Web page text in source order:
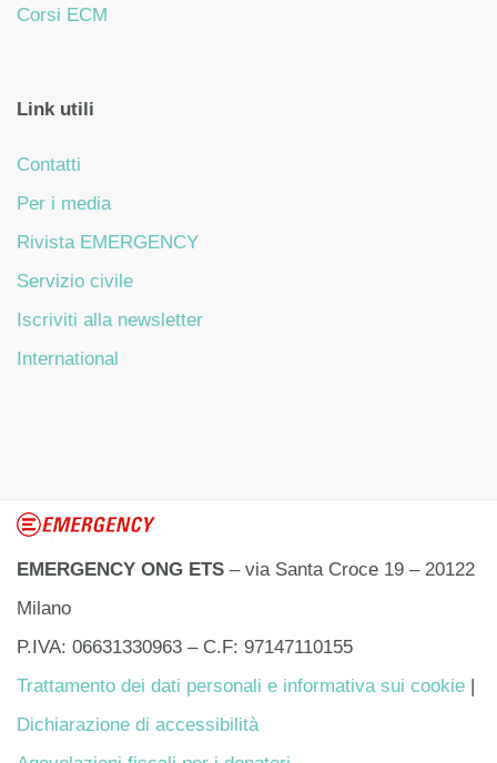
Corsi ECM
Link utili
Contatti
Per i media
Rivista EMERGENCY
Servizio civile
Iscriviti alla newsletter
International
EMERGENCY ONG ETS – via Santa Croce 19 – 20122
Milano
P.IVA: 06631330963 – C.F: 97147110155
Trattamento dei dati personali e informativa sui cookie |
Dichiarazione di accessibilità